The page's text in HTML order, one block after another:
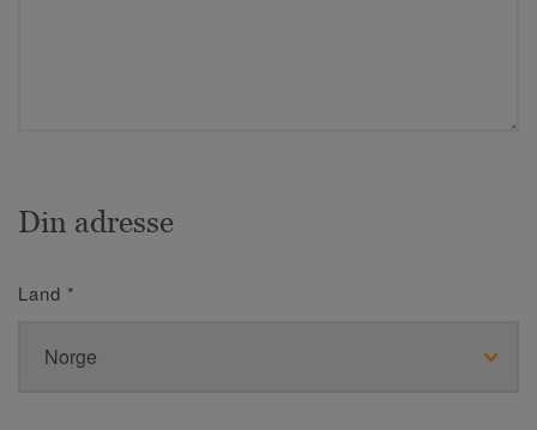
Din adresse
Land *